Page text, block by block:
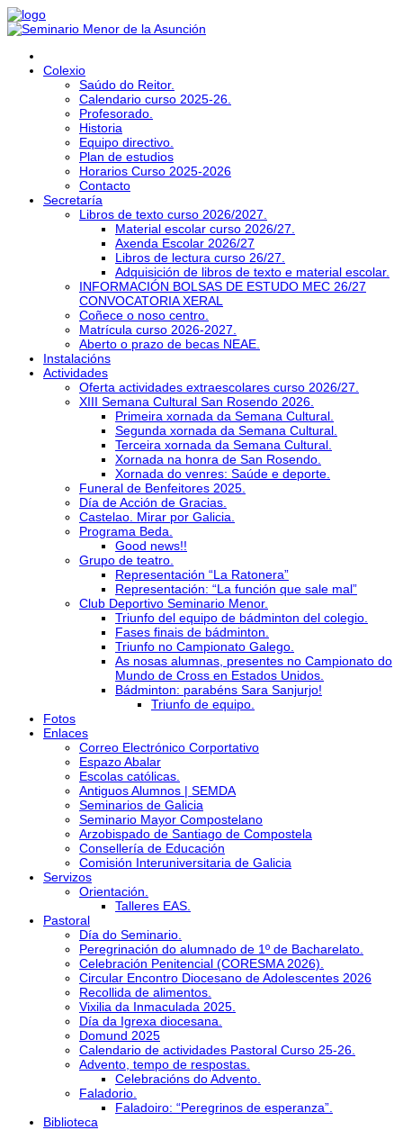
Colexio
Saúdo do Reitor.
Calendario curso 2025-26.
Profesorado.
Historia
Equipo directivo.
Plan de estudios
Horarios Curso 2025-2026
Contacto
Secretaría
Libros de texto curso 2026/2027.
Material escolar curso 2026/27.
Axenda Escolar 2026/27
Libros de lectura curso 26/27.
Adquisición de libros de texto e material escolar.
INFORMACIÓN BOLSAS DE ESTUDO MEC 26/27
CONVOCATORIA XERAL
Coñece o noso centro.
Matrícula curso 2026-2027.
Aberto o prazo de becas NEAE.
Instalacións
Actividades
Oferta actividades extraescolares curso 2026/27.
XIII Semana Cultural San Rosendo 2026.
Primeira xornada da Semana Cultural.
Segunda xornada da Semana Cultural.
Terceira xornada da Semana Cultural.
Xornada na honra de San Rosendo.
Xornada do venres: Saúde e deporte.
Funeral de Benfeitores 2025.
Día de Acción de Gracias.
Castelao. Mirar por Galicia.
Programa Beda.
Good news!!
Grupo de teatro.
Representación “La Ratonera”
Representación: “La función que sale mal”
Club Deportivo Seminario Menor.
Triunfo del equipo de bádminton del colegio.
Fases finais de bádminton.
Triunfo no Campionato Galego.
As nosas alumnas, presentes no Campionato do
Mundo de Cross en Estados Unidos.
Bádminton: parabéns Sara Sanjurjo!
Triunfo de equipo.
Fotos
Enlaces
Correo Electrónico Corportativo
Espazo Abalar
Escolas católicas.
Antiguos Alumnos | SEMDA
Seminarios de Galicia
Seminario Mayor Compostelano
Arzobispado de Santiago de Compostela
Consellería de Educación
Comisión Interuniversitaria de Galicia
Servizos
Orientación.
Talleres EAS.
Pastoral
Día do Seminario.
Peregrinación do alumnado de 1º de Bacharelato.
Celebración Penitencial (CORESMA 2026).
Circular Encontro Diocesano de Adolescentes 2026
Recollida de alimentos.
Vixilia da Inmaculada 2025.
Día da Igrexa diocesana.
Domund 2025
Calendario de actividades Pastoral Curso 25-26.
Advento, tempo de respostas.
Celebracións do Advento.
Faladorio.
Faladoiro: “Peregrinos de esperanza”.
Biblioteca